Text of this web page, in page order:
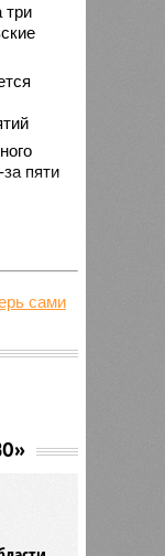
три
пяти
в
в